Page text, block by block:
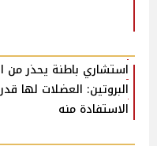
استشاري باطنة يحذر من
البروتين: العضلات لها
الاستفادة منه